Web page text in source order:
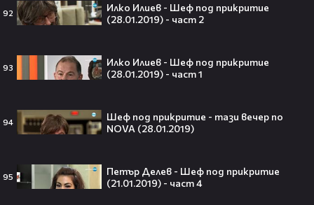
92
Илко Илиев - Шеф под прикритие
(28.01.2019) - част 2
93
Илко Илиев - Шеф под прикритие
(28.01.2019) - част 1
94
Шеф под прикритие - тази вечер по
NOVA (28.01.2019)
95
Петър Делев - Шеф под прикритие
(21.01.2019) - част 4
„Ако ги имаш, провалът е
гарантиран“🧐💥
Изследовател на НЛО: "САЩ